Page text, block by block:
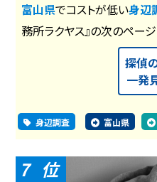
富山県でコストが低い身辺
務所ラクヤス』の次のペー
探偵
一発
身辺調査 富山県
7